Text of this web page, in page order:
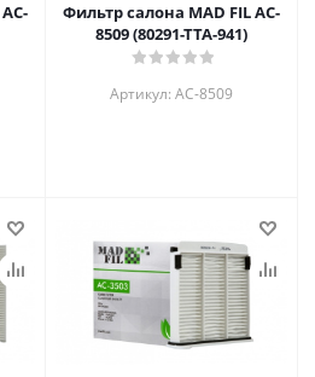
Фильтр салона MAD FIL АC-
8509 (80291-TTA-941)
Артикул: АC-8509